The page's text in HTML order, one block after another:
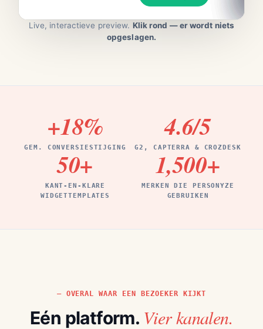
Live, interactieve preview. Klik rond — er wordt niets
opgeslagen.
+18%
GEM. CONVERSIESTIJGING
4.6/5
G2, CAPTERRA & CROZDESK
50+
KANT-EN-KLARE
WIDGETTEMPLATES
1,500+
MERKEN DIE PERSONYZE
GEBRUIKEN
OVERAL WAAR EEN BEZOEKER KIJKT
Eén platform. Vier kanalen.